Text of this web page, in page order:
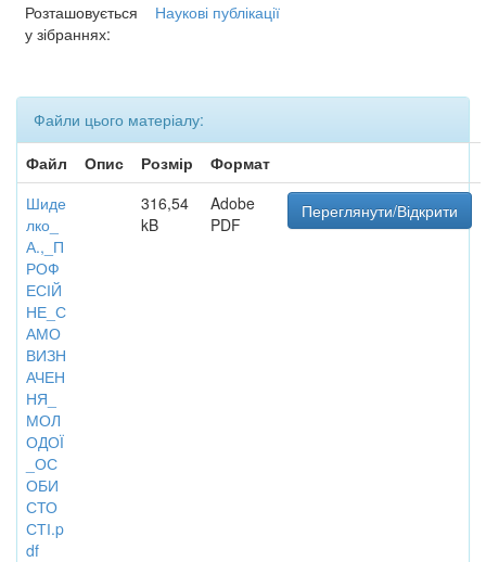
Розташовується
у зібраннях:
Наукові публікації
Файли цього матеріалу:
Файл
Опис Розмір
Формат
Шиде
лко_
А.,_П
РОФ
ЕСІЙ
НЕ_С
АМО
ВИЗН
АЧЕН
НЯ_
МОЛ
ОДОЇ
_ОС
ОБИ
СТО
СТІ.p
df
316,54
kB
Adobe
PDF
Переглянути/Відкрити